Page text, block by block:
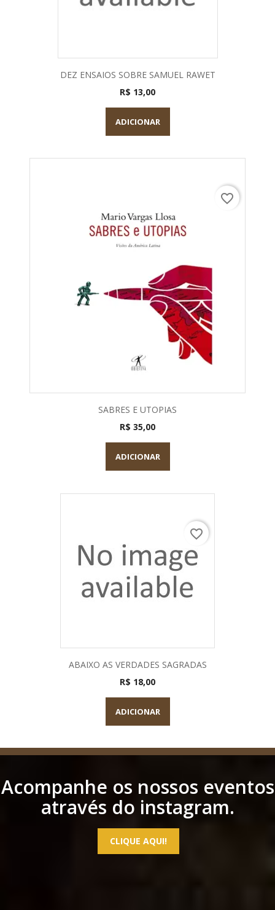
DEZ ENSAIOS SOBRE SAMUEL RAWET
R$ 13,00
ADICIONAR
SABRES E UTOPIAS
R$ 35,00
ADICIONAR
favorite_border
ABAIXO AS VERDADES SAGRADAS
R$ 18,00
ADICIONAR
favorite_border
Acompanhe os nossos eventos
através do instagram.
CLIQUE AQUI!